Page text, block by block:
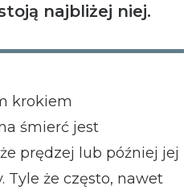
najbliżej niej.
krokiem
śmierć jest
prędzej lub później jej
Tyle że często, nawet